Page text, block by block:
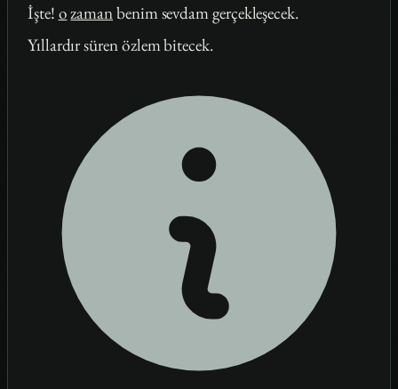
İşte! ozamanbenim sevdam gerçekleşecek.
Yıllardır süren özlem bitecek.